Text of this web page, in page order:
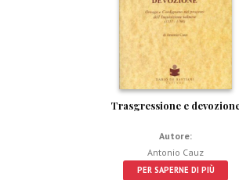
Trasgressione e
Autore:
Antonio Cauz
PER SAPERNE DI PIÙ